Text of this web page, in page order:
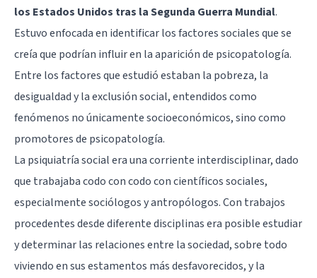
los Estados Unidos tras la Segunda Guerra Mundial.
Estuvo enfocada en identificar los factores sociales que se
creía que podrían influir en la aparición de psicopatología.
Entre los factores que estudió estaban la pobreza, la
desigualdad y la exclusión social, entendidos como
fenómenos no únicamente socioeconómicos, sino como
promotores de psicopatología.
La psiquiatría social era una corriente interdisciplinar, dado
que trabajaba codo con codo con científicos sociales,
especialmente sociólogos y antropólogos. Con trabajos
procedentes desde diferente disciplinas era posible estudiar
y determinar las relaciones entre la sociedad, sobre todo
viviendo en sus estamentos más desfavorecidos, y la